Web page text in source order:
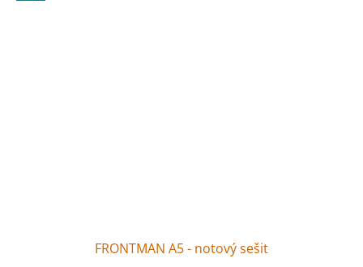
FRONTMAN A5 - notový sešit